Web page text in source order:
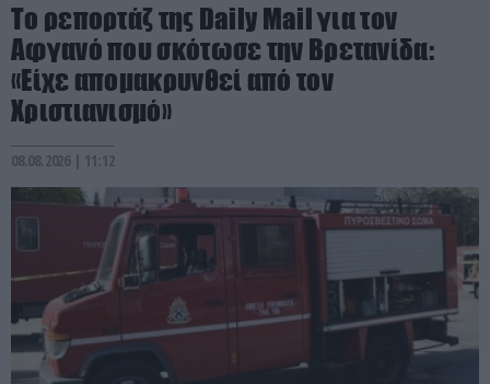
Το ρεπορτάζ της Daily Mail για τον
Αφγανό που σκότωσε την Βρετανίδα:
«Είχε απομακρυνθεί από τον
Χριστιανισμό»
08.08.2026 | 11:12